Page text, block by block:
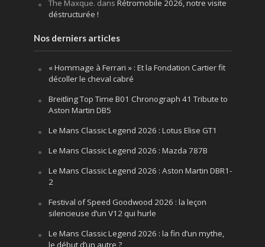
The Maxque. dans Rétromobile 2026, notre visite
déstructurée !
Nos derniers articles
« Hommage à Ferrari » : Et la Fondation Cartier fit
décoller le cheval cabré
Breitling Top Time B01 Chronograph 41 Tribute to
Aston Martin DB5
Le Mans Classic Legend 2026 : Lotus Elise GT1
Le Mans Classic Legend 2026 : Mazda 787B
Le Mans Classic Legend 2026 : Aston Martin DBR1-
2
Festival of Speed Goodwood 2026 : la leçon
silencieuse d’un V12 qui hurle
Le Mans Classic Legend 2026 : la fin d’un mythe,
le début d’un autre ?